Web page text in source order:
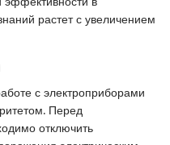
растет с увеличением
с электроприборами
Перед
отключить